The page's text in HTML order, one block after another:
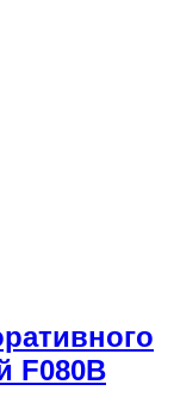
F080B